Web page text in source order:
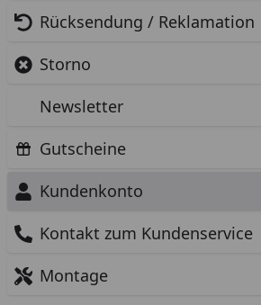
Rücksendung / Reklamation
Storno
Newsletter
Gutscheine
Kundenkonto
Kontakt zum Kundenservice
Montage